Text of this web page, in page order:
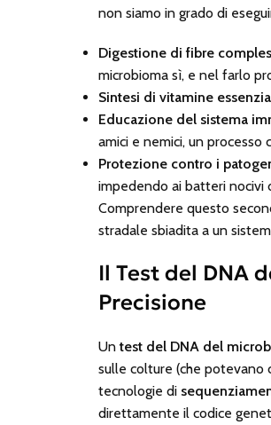
non siamo in grado di
Digestione di fibre
microbioma sì, e nel farlo
Sintesi di vitamine
Educazione del sistema
amici e nemici, un
Protezione contro i
impedendo ai batteri nocivi
Comprendere questo
stradale sbiadita a un
Il Test del DNA
Precisione
Untest del DNA del
sulle colture (che potevano
tecnologie di
direttamente il codice